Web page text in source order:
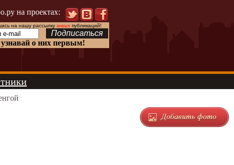
на проектах:
на нашу рассылку новыхпубликаций!
о них первым!